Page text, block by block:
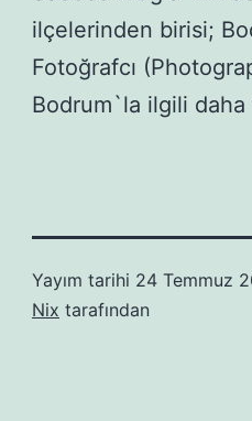
ilçelerinden birisi;
Fotoğrafcı
Bodrum`la ilgili
Yayım tarihi 24 Temmuz
Nix tarafından